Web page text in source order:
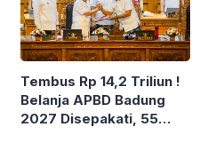
Tembus Rp 14,2 Triliun !
Belanja APBD Badung
2027 Disepakati, 55